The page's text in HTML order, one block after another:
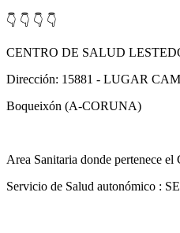
👇 👇 👇 👇
CENTRO DE SALUD
Dirección: 15881 - LUGAR
Boqueixón (A-CORUNA)
Area Sanitaria donde pertenece
Servicio de Salud autonómico :